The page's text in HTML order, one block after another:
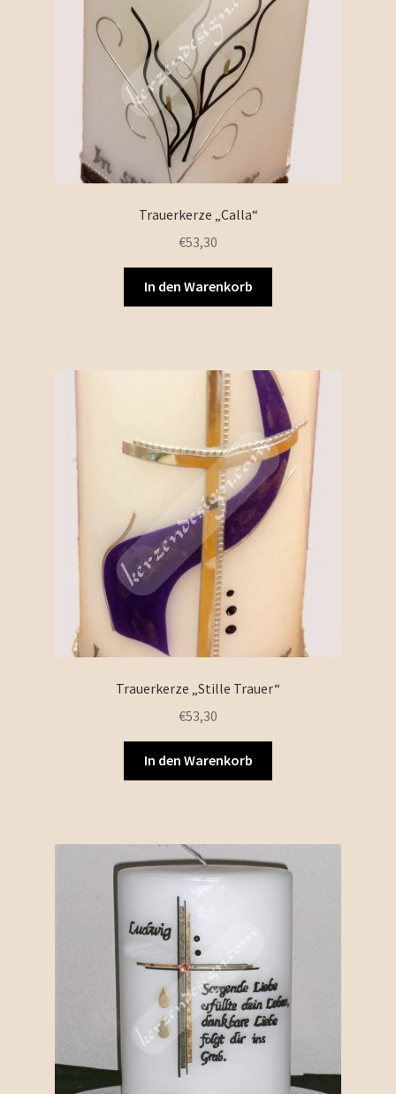
Trauerkerze „Calla“
€53,30
In den Warenkorb
Trauerkerze „Stille Trauer“
€53,30
In den Warenkorb